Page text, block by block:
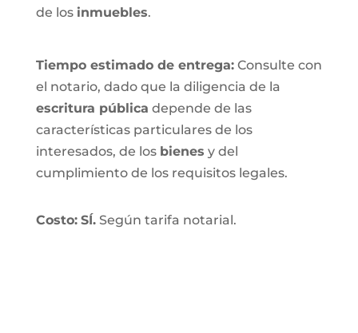
de los inmuebles.
Tiempo estimado de entrega:Consulte con
el notario, dado que la diligencia de la
escritura pública depende de las
características particulares de los
interesados, de los bienes y del
cumplimiento de los requisitos legales.
Costo: SÍ.Según tarifa notarial.